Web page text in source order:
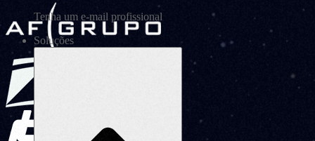
Tenha um e-mail profissional
Soluções